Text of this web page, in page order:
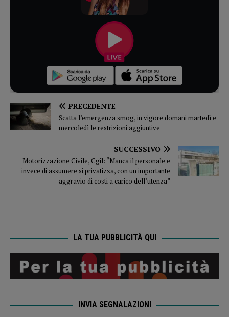
PRECEDENTE
Scatta l’emergenza smog, in vigore domani martedì e
mercoledì le restrizioni aggiuntive
SUCCESSIVO
Motorizzazione Civile, Cgil: “Manca il personale e
invece di assumere si privatizza, con un importante
aggravio di costi a carico dell’utenza”
LA TUA PUBBLICITÀ QUI
INVIA SEGNALAZIONI